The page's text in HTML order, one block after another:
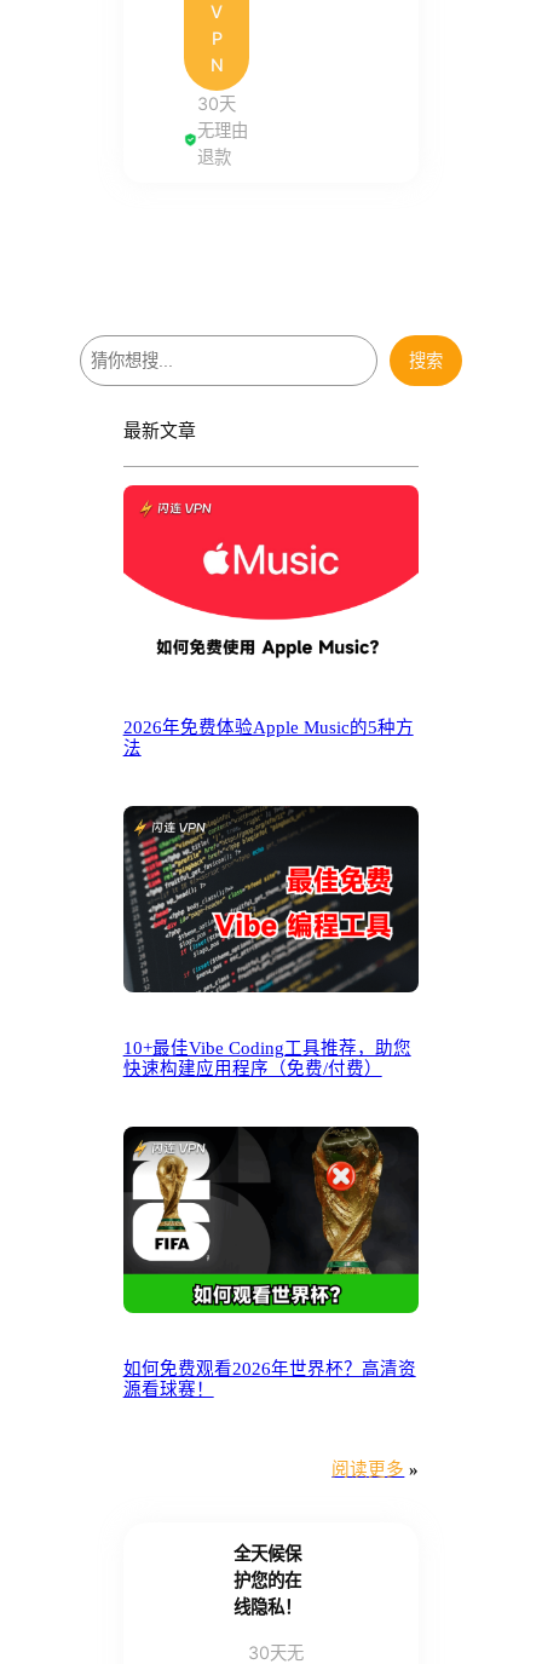
V
P
N
30天
无理由
退款
搜
索
搜索
最新文章
2026年免费体验Apple Music的5种方
法
10+最佳Vibe Coding工具推荐，助您
快速构建应用程序（免费/付费）
如何免费观看2026年世界杯？高清资
源看球赛！
阅读更多 »
全天候保
护您的在
线隐私！
30天无